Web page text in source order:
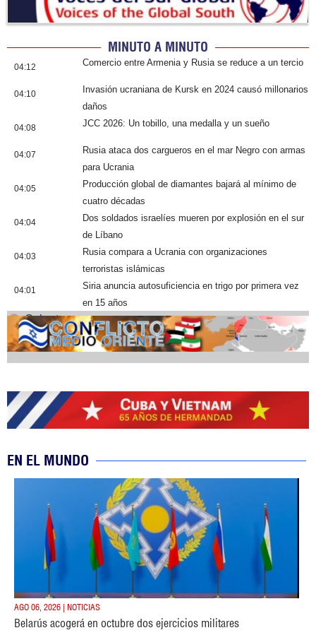
MINUTO A MINUTO
04:12 Comercio entre Armenia y Rusia se reduce a un tercio
04:10
Invasión ucraniana de Kursk en 2024 causó millonarios
daños
04:08 JCC 2026: Un tobillo, una medalla y un sueño
04:07
Rusia ataca dos cargueros en el mar Negro con armas
para Ucrania
04:05
Producción global de diamantes bajará al mínimo de
cuatro décadas
04:04
Dos soldados israelíes mueren por explosión en el sur
de Líbano
04:03
Rusia compara a Ucrania con organizaciones
terroristas islámicas
04:01
Siria anuncia autosuficiencia en trigo por primera vez
en 15 años
Cobertura
EN EL MUNDO
AGO 06, 2026 | NOTICIAS
Belarús acogerá en octubre dos ejercicios militares